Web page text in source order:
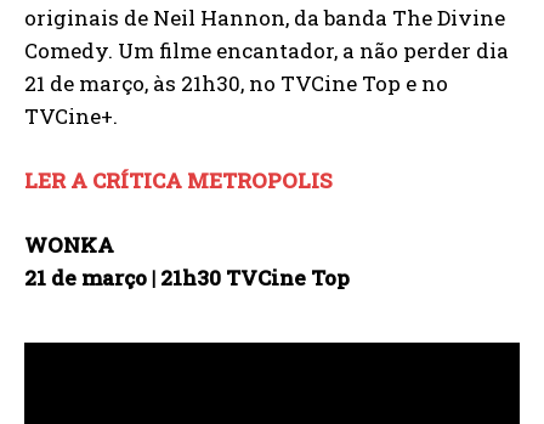
originais de Neil Hannon, da banda The Divine
Comedy. Um filme encantador, a não perder dia
21 de março, às 21h30, no TVCine Top e no
TVCine+.
LER A CRÍTICA METROPOLIS
WONKA
21 de março | 21h30 TVCine Top